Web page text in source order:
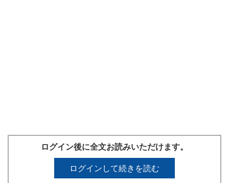
ログイン後に全文お読みいただけます。
ログインして続きを読む